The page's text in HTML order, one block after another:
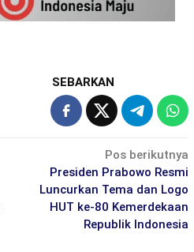
SEBARKAN
Pos berikutnya
Presiden Prabowo Resmi
Luncurkan Tema dan Logo
HUT ke-80 Kemerdekaan
Republik Indonesia